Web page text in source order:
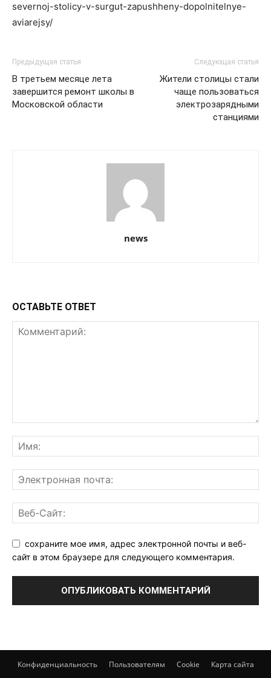
severnoj-stolicy-v-surgut-zapushheny-dopolnitelnye-
aviarejsy/
Предыдущая статья
В третьем месяце лета
завершится ремонт школы в
Московской области
Следующая статья
Жители столицы стали
чаще пользоваться
электрозарядными
станциями
news
ОСТАВЬТЕ ОТВЕТ
сохраните мое имя, адрес электронной почты и веб-
сайт в этом браузере для следующего комментария.
Конфиденциальность Пользователям Cookie Карта сайта